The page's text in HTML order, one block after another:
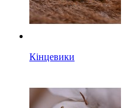
Кінцевики